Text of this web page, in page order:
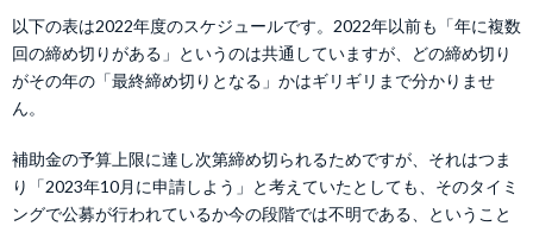
以下の表は2022年度のスケジュールです。2022年以前も「年に複数
回の締め切りがある」というのは共通していますが、どの締め切り
がその年の「最終締め切りとなる」かはギリギリまで分かりませ
ん。
補助金の予算上限に達し次第締め切られるためですが、それはつま
り「2023年10月に申請しよう」と考えていたとしても、そのタイミ
ングで公募が行われているか今の段階では不明である、ということ